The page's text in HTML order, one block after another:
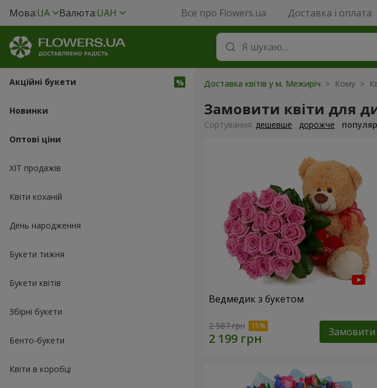
Мова:UA Валюта:UAH Все про Flowers.ua Доставка і оплата
Акційні букети
Новинки
Оптові ціни
ХІТ продажів
Квіти коханій
День народження
Букети тижня
Букети квітів
Збірні букети
Бенто-букети
Квіти в коробці
Доставка квітів у м. Межиріч > Кому >
Замовити квіти для
Сортування: дешевше дорожче
Ведмедик з букетом
2 587 грн Замовити